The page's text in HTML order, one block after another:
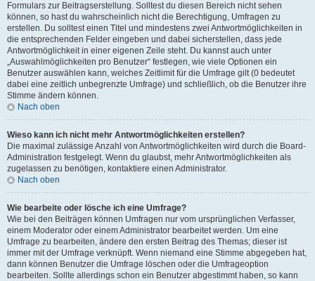
Formulars zur Beitragserstellung. Solltest du diesen Bereich nicht sehen
können, so hast du wahrscheinlich nicht die Berechtigung, Umfragen zu
erstellen. Du solltest einen Titel und mindestens zwei Antwortmöglichkeiten in
die entsprechenden Felder eingeben und dabei sicherstellen, dass jede
Antwortmöglichkeit in einer eigenen Zeile steht. Du kannst auch unter
„Auswahlmöglichkeiten pro Benutzer“ festlegen, wie viele Optionen ein
Benutzer auswählen kann, welches Zeitlimit für die Umfrage gilt (0 bedeutet
dabei eine zeitlich unbegrenzte Umfrage) und schließlich, ob die Benutzer ihre
Stimme ändern können.
Nach oben
Wieso kann ich nicht mehr Antwortmöglichkeiten erstellen?
Die maximal zulässige Anzahl von Antwortmöglichkeiten wird durch die Board-
Administration festgelegt. Wenn du glaubst, mehr Antwortmöglichkeiten als
zugelassen zu benötigen, kontaktiere einen Administrator.
Nach oben
Wie bearbeite oder lösche ich eine Umfrage?
Wie bei den Beiträgen können Umfragen nur vom ursprünglichen Verfasser,
einem Moderator oder einem Administrator bearbeitet werden. Um eine
Umfrage zu bearbeiten, ändere den ersten Beitrag des Themas; dieser ist
immer mit der Umfrage verknüpft. Wenn niemand eine Stimme abgegeben hat,
dann können Benutzer die Umfrage löschen oder die Umfrageoption
bearbeiten. Sollte allerdings schon ein Benutzer abgestimmt haben, so kann